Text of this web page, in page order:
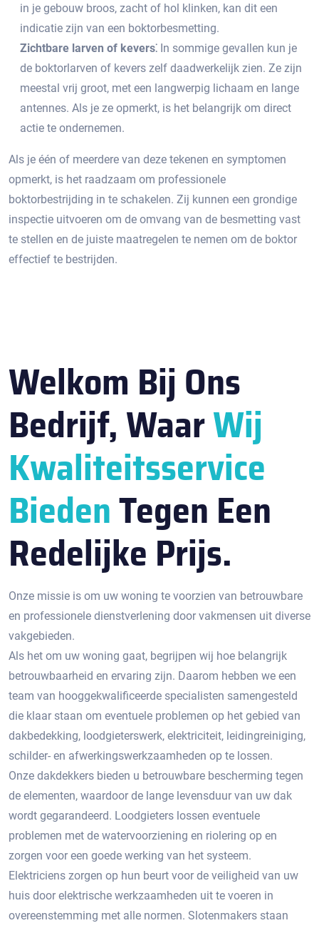
in je gebouw broos, zacht of hol klinken, kan dit een
indicatie zijn van een boktorbesmetting.
Zichtbare larven of kevers⁚ In sommige gevallen kun je
de boktorlarven of kevers zelf daadwerkelijk zien. Ze zijn
meestal vrij groot, met een langwerpig lichaam en lange
antennes.​ Als je ze opmerkt, is het belangrijk om direct
actie te ondernemen.​
Als je één of meerdere van deze tekenen en symptomen
opmerkt, is het raadzaam om professionele
boktorbestrijding in te schakelen.​ Zij kunnen een grondige
inspectie uitvoeren om de omvang van de besmetting vast
te stellen en de juiste maatregelen te nemen om de boktor
effectief te bestrijden.​
Welkom Bij Ons
Bedrijf, WaarWij
Kwaliteitsservice
BiedenTegen Een
Redelijke Prijs.
Onze missie is om uw woning te voorzien van betrouwbare
en professionele dienstverlening door vakmensen uit diverse
vakgebieden.
Als het om uw woning gaat, begrijpen wij hoe belangrijk
betrouwbaarheid en ervaring zijn. Daarom hebben we een
team van hooggekwalificeerde specialisten samengesteld
die klaar staan om eventuele problemen op het gebied van
dakbedekking, loodgieterswerk, elektriciteit, leidingreiniging,
schilder- en afwerkingswerkzaamheden op te lossen.
Onze dakdekkers bieden u betrouwbare bescherming tegen
de elementen, waardoor de lange levensduur van uw dak
wordt gegarandeerd. Loodgieters lossen eventuele
problemen met de watervoorziening en riolering op en
zorgen voor een goede werking van het systeem.
Elektriciens zorgen op hun beurt voor de veiligheid van uw
huis door elektrische werkzaamheden uit te voeren in
overeenstemming met alle normen. Slotenmakers staan ​​